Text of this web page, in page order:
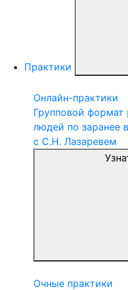
Практики
Онлайн-практики
Групповой формат
людей по заранее
с С.Н. Лазаревем
Очные практики